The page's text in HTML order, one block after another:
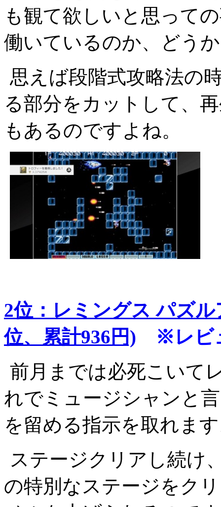
も観て欲しいと思って
働いているのか、どう
思えば段階式攻略法の
る部分をカットして、
もあるのですよね。
2位：レミングス パズ
位、累計936円) ※レビ
前月までは必死こいて
れでミュージシャンと
を留める指示を取れま
ステージクリアし続け
の特別なステージをク